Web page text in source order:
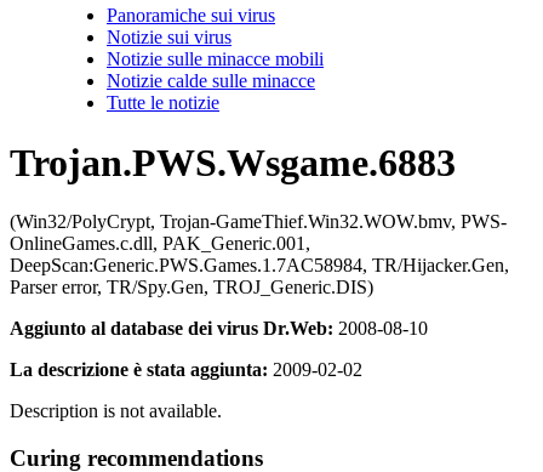
Panoramiche sui virus
Notizie sui virus
Notizie sulle minacce mobili
Notizie calde sulle minacce
Tutte le notizie
Trojan.PWS.Wsgame.6883
(Win32/PolyCrypt, Trojan-GameThief.Win32.WOW.bmv, PWS-
OnlineGames.c.dll, PAK_Generic.001,
DeepScan:Generic.PWS.Games.1.7AC58984, TR/Hijacker.Gen,
Parser error, TR/Spy.Gen, TROJ_Generic.DIS)
Aggiunto al database dei virus Dr.Web: 2008-08-10
La descrizione è stata aggiunta: 2009-02-02
Description is not available.
Curing recommendations